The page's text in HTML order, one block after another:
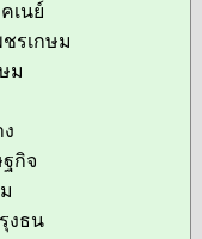
เนย์
รเกษม
ม
กิจ
งธน